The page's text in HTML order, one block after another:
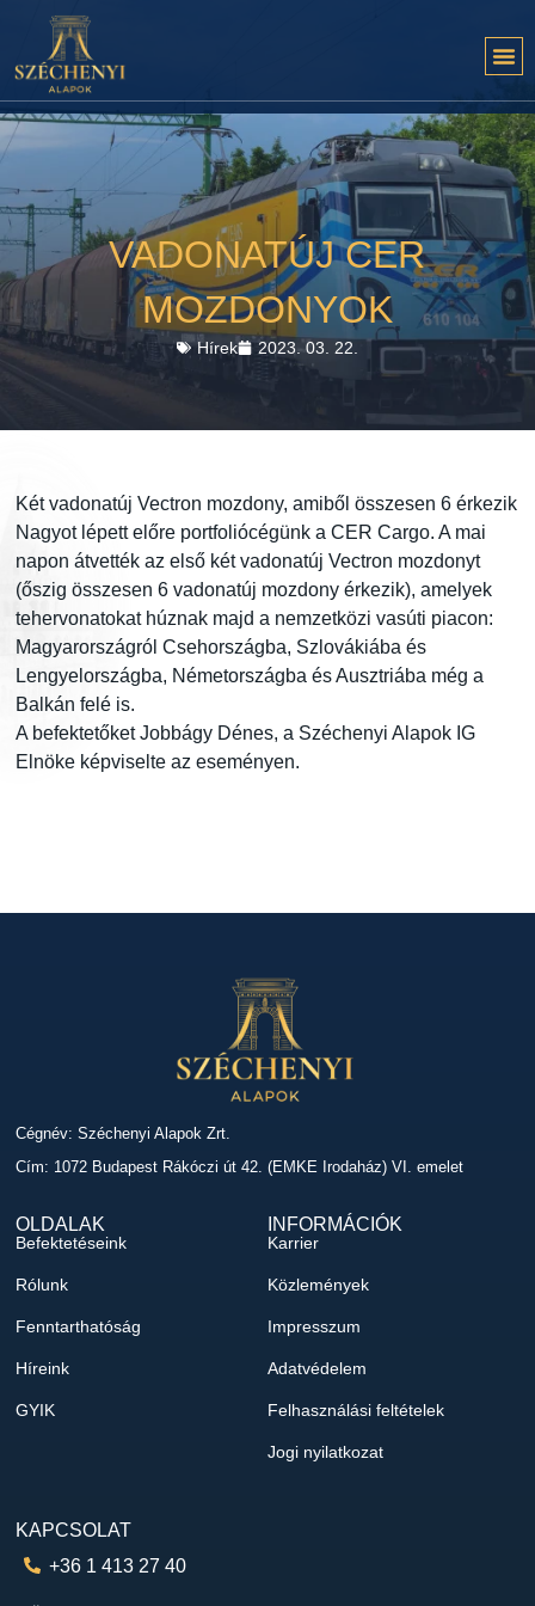
VADONATÚJ CER
MOZDONYOK
Hírek 2023. 03. 22.
Két vadonatúj Vectron mozdony, amiből összesen 6 érkezik
Nagyot lépett előre portfoliócégünk a CER Cargo. A mai
napon átvették az első két vadonatúj Vectron mozdonyt
(őszig összesen 6 vadonatúj mozdony érkezik), amelyek
tehervonatokat húznak majd a nemzetközi vasúti piacon:
Magyarországról Csehországba, Szlovákiába és
Lengyelországba, Németországba és Ausztriába még a
Balkán felé is.
A befektetőket Jobbágy Dénes, a Széchenyi Alapok IG
Elnöke képviselte az eseményen.
Cégnév: Széchenyi Alapok Zrt.
Cím: 1072 Budapest Rákóczi út 42. (EMKE Irodaház) VI. emelet
OLDALAK
Befektetéseink
Rólunk
Fenntarthatóság
Híreink
GYIK
INFORMÁCIÓK
Karrier
Közlemények
Impresszum
Adatvédelem
Felhasználási feltételek
Jogi nyilatkozat
KAPCSOLAT
+36 1 413 27 40